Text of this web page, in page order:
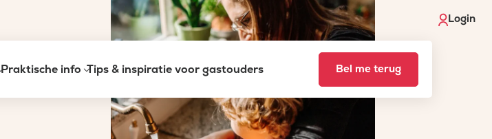
Login
Praktische info Tips & inspiratie voor gastouders Bel me terug